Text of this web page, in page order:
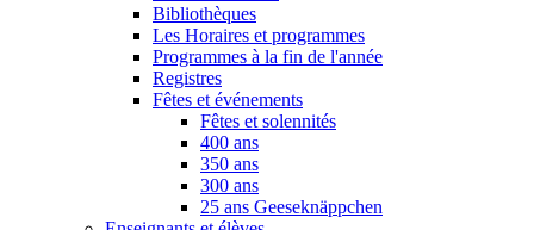
Bibliothèques
Les Horaires et programmes
Programmes à la fin de l'année
Registres
Fêtes et événements
Fêtes et solennités
400 ans
350 ans
300 ans
25 ans Geeseknäppchen